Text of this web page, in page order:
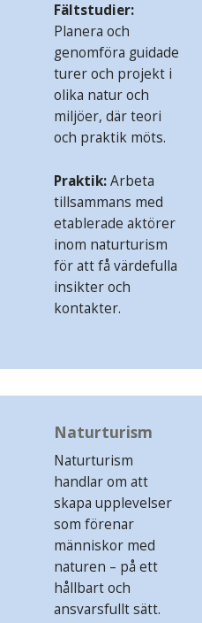
Fältstudier:
Planera och
genomföra guidade
turer och projekt i
olika natur och
miljöer, där teori
och praktik möts.
Praktik:Arbeta
tillsammans med
etablerade aktörer
inom naturturism
för att få värdefulla
insikter och
kontakter.
Naturturism
Naturturism
handlar om att
skapa upplevelser
som förenar
människor med
naturen – på ett
hållbart och
ansvarsfullt sätt.